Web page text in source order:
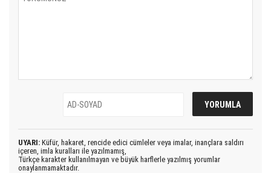
UYARI: Küfür, hakaret, rencide edici cümleler veya imalar, inançlara saldırı
içeren, imla kuralları ile yazılmamış,
Türkçe karakter kullanılmayan ve büyük harflerle yazılmış yorumlar
onaylanmamaktadır.